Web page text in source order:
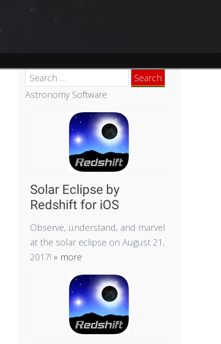
Search
for:
Astronomy Software
Solar Eclipse by
Redshift for iOS
Observe, understand, and marvel
at the solar eclipse on August 21,
2017! » more